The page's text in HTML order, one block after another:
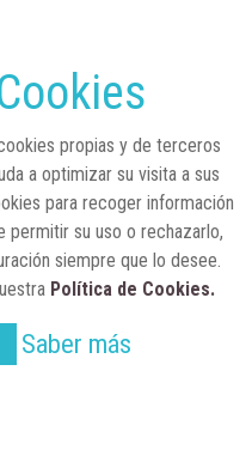
de Peso" para
Nacional de Farmacia: un
propias y de terceros
a optimizar su visita a sus
para recoger información
permitir su uso o rechazarlo,
siempre que lo desee.
Política de Cookies.
Saber más